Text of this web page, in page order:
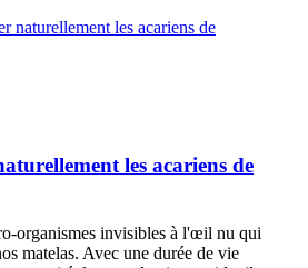
les acariens de
organismes invisibles à l'œil nu qui
matelas. Avec une durée de vie